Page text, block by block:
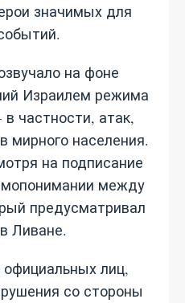
значимых для
на фоне
Израилем режима
частности, атак,
мирного населения.
на подписание
между
предусматривал
Ливане.
лиц,
со стороны